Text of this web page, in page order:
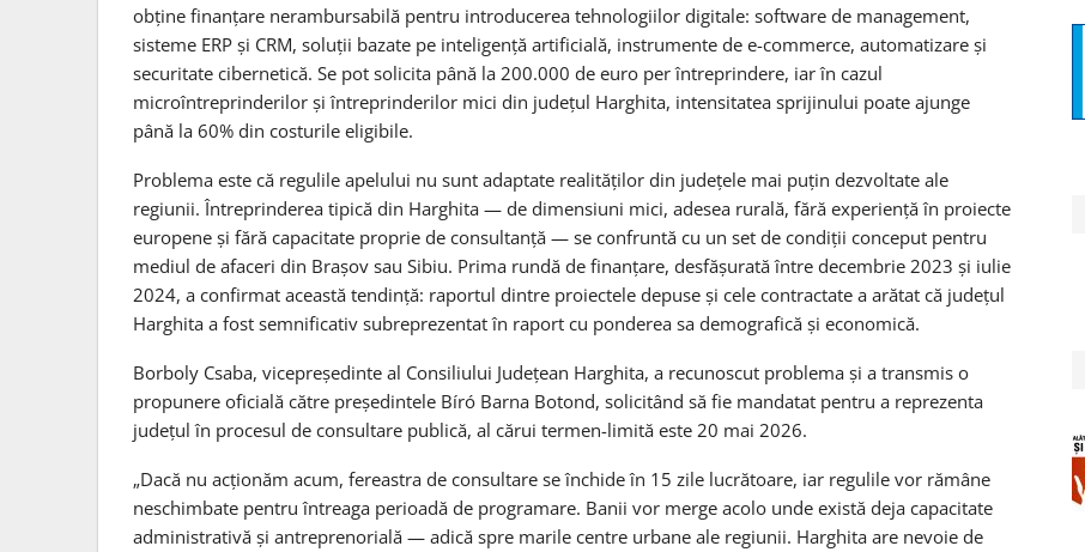
obține finanțare nerambursabilă pentru introducerea tehnologiilor digitale: software de management,
sisteme ERP și CRM, soluții bazate pe inteligență artificială, instrumente de e-commerce, automatizare și
securitate cibernetică. Se pot solicita până la 200.000 de euro per întreprindere, iar în cazul
microîntreprinderilor și întreprinderilor mici din județul Harghita, intensitatea sprijinului poate ajunge
până la 60% din costurile eligibile.
Problema este că regulile apelului nu sunt adaptate realităților din județele mai puțin dezvoltate ale
regiunii. Întreprinderea tipică din Harghita — de dimensiuni mici, adesea rurală, fără experiență în proiecte
europene și fără capacitate proprie de consultanță — se confruntă cu un set de condiții conceput pentru
mediul de afaceri din Brașov sau Sibiu. Prima rundă de finanțare, desfășurată între decembrie 2023 și iulie
2024, a confirmat această tendință: raportul dintre proiectele depuse și cele contractate a arătat că județul
Harghita a fost semnificativ subreprezentat în raport cu ponderea sa demografică și economică.
Borboly Csaba, vicepreședinte al Consiliului Județean Harghita, a recunoscut problema și a transmis o
propunere oficială către președintele Bíró Barna Botond, solicitând să fie mandatat pentru a reprezenta
județul în procesul de consultare publică, al cărui termen-limită este 20 mai 2026.
„Dacă nu acționăm acum, fereastra de consultare se închide în 15 zile lucrătoare, iar regulile vor rămâne
neschimbate pentru întreaga perioadă de programare. Banii vor merge acolo unde există deja capacitate
administrativă și antreprenorială — adică spre marile centre urbane ale regiunii. Harghita are nevoie de